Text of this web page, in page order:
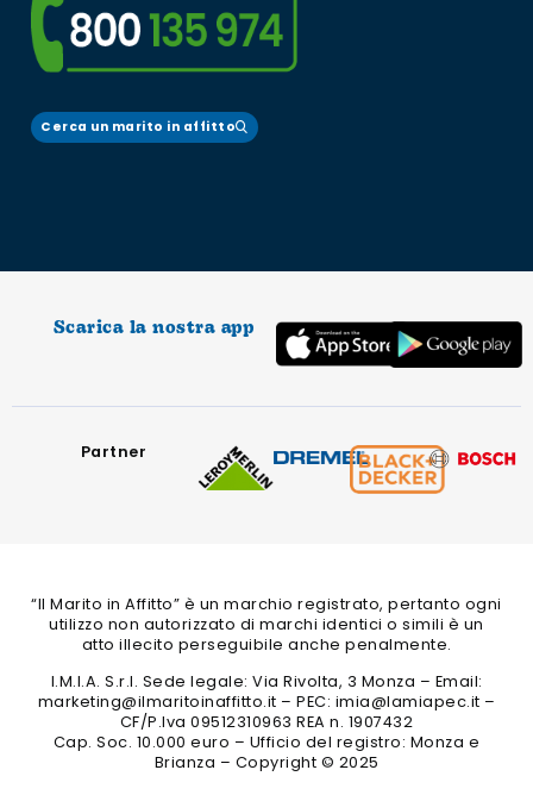
Cerca un marito in affitto
Scarica la nostra app
Partner
“Il Marito in Affitto” è un marchio registrato, pertanto ogni
utilizzo non autorizzato di marchi identici o simili è un
atto illecito perseguibile anche penalmente.
I.M.I.A. S.r.l. Sede legale: Via Rivolta, 3 Monza – Email:
marketing@ilmaritoinaffitto.it – PEC: imia@lamiapec.it –
CF/P.Iva 09512310963 REA n. 1907432
Cap. Soc. 10.000 euro – Ufficio del registro: Monza e
Brianza – Copyright © 2025